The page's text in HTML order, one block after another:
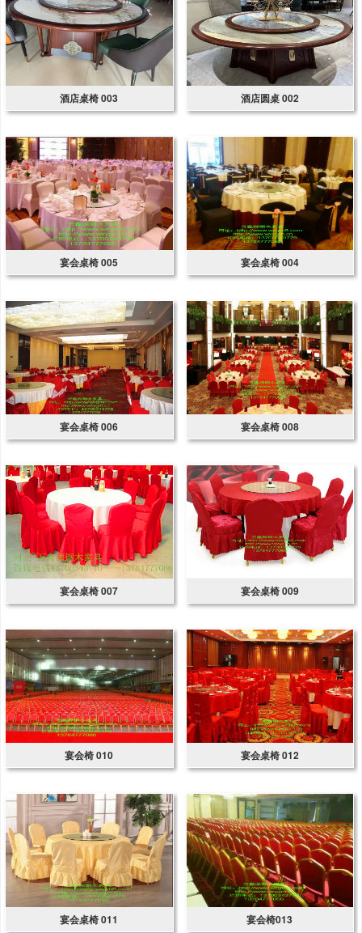
酒店桌椅 003 酒店圆桌 002
宴会桌椅 005 宴会桌椅 004
宴会桌椅 006 宴会桌椅 008
宴会桌椅 007 宴会桌椅 009
宴会椅 010 宴会桌椅 012
宴会桌椅 011 宴会椅013